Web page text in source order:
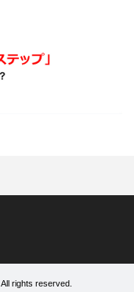
All rights reserved.